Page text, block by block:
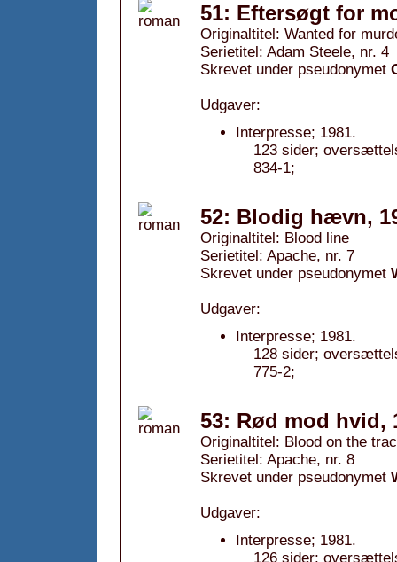
51: Eftersøgt for
Originaltitel: Wanted for
Serietitel: Adam Steele, nr. 4
Skrevet under pseudonymet
Udgaver:
Interpresse; 1981.
123 sider;
834-1;
52: Blodig hævn,
Originaltitel: Blood line
Serietitel: Apache, nr. 7
Skrevet under pseudonymet
Udgaver:
Interpresse; 1981.
128 sider;
775-2;
53: Rød mod hvid,
Originaltitel: Blood on the
Serietitel: Apache, nr. 8
Skrevet under pseudonymet
Udgaver:
Interpresse; 1981.
126 sider;